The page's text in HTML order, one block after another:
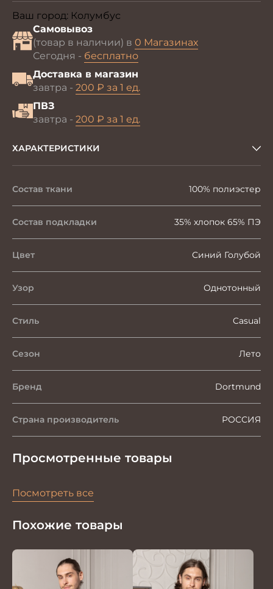
Ваш город: Колумбус
Самовывоз
(товар в наличии) в 0 Магазинах
Сегодня - бесплатно
Доставка в магазин
завтра - 200 ₽ за 1 ед.
ПВЗ
завтра - 200 ₽ за 1 ед.
ХАРАКТЕРИСТИКИ
Состав ткани 100% полиэстер
Состав подкладки 35% хлопок 65% ПЭ
Цвет Синий Голубой
Узор Однотонный
Стиль Casual
Сезон Лето
Бренд Dortmund
Страна производитель РОССИЯ
Просмотренные товары
Посмотреть все
Похожие товары